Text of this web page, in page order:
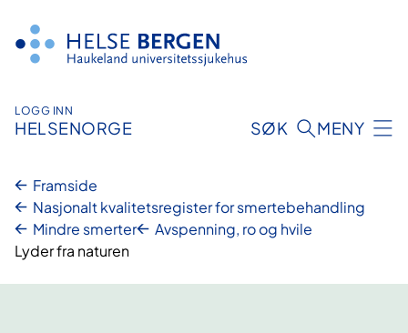
innhald
LOGG INN
HELSENORGE SØK MENY
Framside
Nasjonalt kvalitetsregister for smertebehandling
Mindre smerter
Avspenning, ro og hvile
Lyder fra naturen